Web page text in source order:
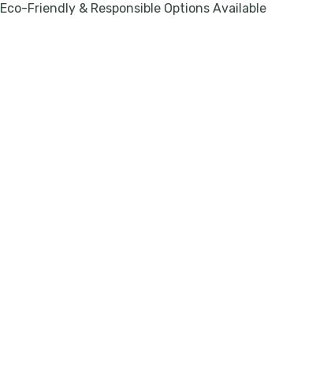
Eco-Friendly & Responsible Options Available